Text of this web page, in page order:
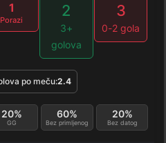
1
Porazi
2
3+
golova
3
0-2 gola
po meču:2.4
GG
20%
Bez primljenog
60%
Bez datog
20%